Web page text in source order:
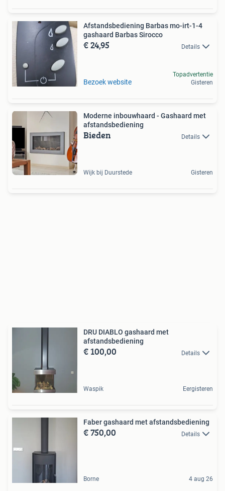
Afstandsbediening Barbas mo-irt-1-4
gashaard Barbas Sirocco
€ 24,95 Details
Bezoek website
Topadvertentie
Gisteren
Moderne inbouwhaard - Gashaard met
afstandsbediening
Bieden Details
Wijk bij Duurstede Gisteren
DRU DIABLO gashaard met
afstandsbediening
€ 100,00 Details
Waspik Eergisteren
Faber gashaard met afstandsbediening
€ 750,00 Details
Borne 4 aug 26